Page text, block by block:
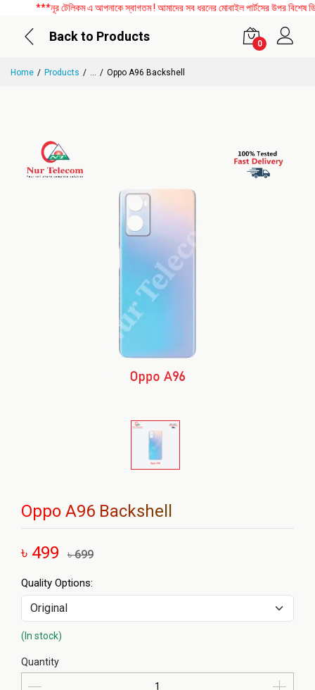
***নূর টেলিকম এ আপনাকে স্বাগতম ! আমাদের সব ধরনের মোবাইল পার্টসের উপর বিশেষ
Back to Products
0
Home Products ... Oppo A96 Backshell
Oppo A96 Backshell
৳ 499 ৳ 699
Quality Options:
(In stock)
Quantity